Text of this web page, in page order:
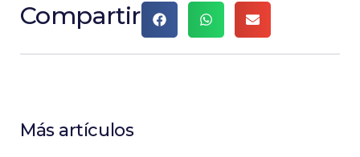
Compartir
Más artículos